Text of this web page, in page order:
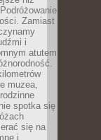
Zamiast
i
atutem
muzea,
spotka się
się na
i